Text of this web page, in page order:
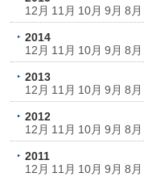
12月 11月 10月 9月 8月
2014
12月 11月 10月 9月 8月
2013
12月 11月 10月 9月 8月
2012
12月 11月 10月 9月 8月
2011
12月 11月 10月 9月 8月